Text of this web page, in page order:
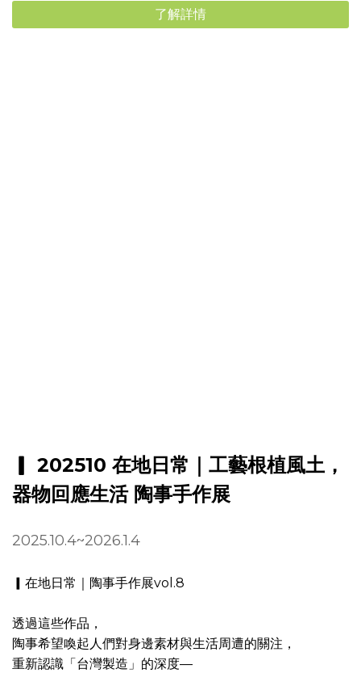
了解詳情
▎ 202510 在地日常｜工藝根植風土，
器物回應生活 陶事手作展
2025.10.4~2026.1.4
▎在地日常｜陶事手作展vol.8
透過這些作品，
陶事希望喚起人們對身邊素材與生活周遭的關注，
重新認識「台灣製造」的深度—